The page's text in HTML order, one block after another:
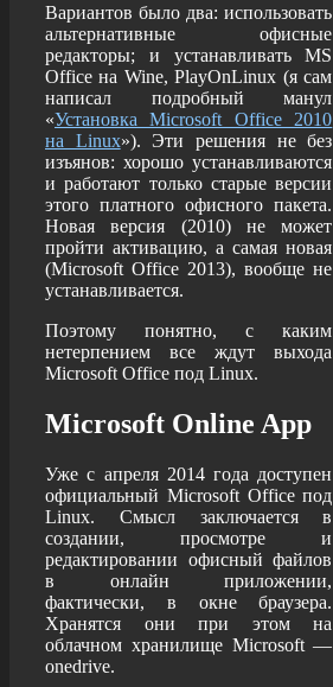
Вариантов было два: использовать
альтернативные офисные
редакторы; и устанавливать MS
Office на Wine, PlayOnLinux (я сам
написал подробный манул
«Установка Microsoft Office 2010
на Linux»). Эти решения не без
изъянов: хорошо устанавливаются
и работают только старые версии
этого платного офисного пакета.
Новая версия (2010) не может
пройти активацию, а самая новая
(Microsoft Office 2013), вообще не
устанавливается.
Поэтому понятно, с каким
нетерпением все ждут выхода
Microsoft Office под Linux.
Microsoft Online App
Уже с апреля 2014 года доступен
официальный Microsoft Office под
Linux. Смысл заключается в
создании, просмотре и
редактировании офисный файлов
в онлайн приложении,
фактически, в окне браузера.
Хранятся они при этом на
облачном хранилище Microsoft —
onedrive.